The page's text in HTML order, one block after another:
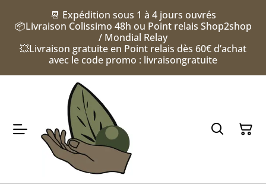
📆 Expédition sous 1 à 4 jours ouvrés
📦Livraison Colissimo 48h ou Point relais Shop2shop
/ Mondial Relay
💥Livraison gratuite en Point relais dès 60€ d’achat
avec le code promo : livraisongratuite